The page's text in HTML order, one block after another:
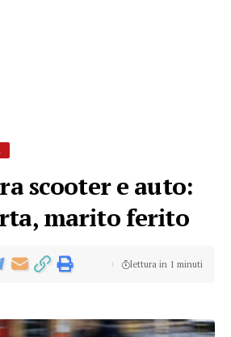
scooter e auto:
marito ferito
lettura in 1 minuti